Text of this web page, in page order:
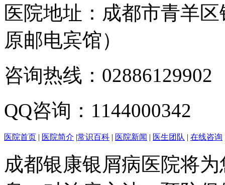
医院地址：成都市青羊
原邮电宾馆）
咨询热线：02886129902
QQ咨询：1144000342
医院首页 | 医院简介 |常识百科 | 医院新闻 | 医生团队 | 在线咨询
成都银康银屑病医院将